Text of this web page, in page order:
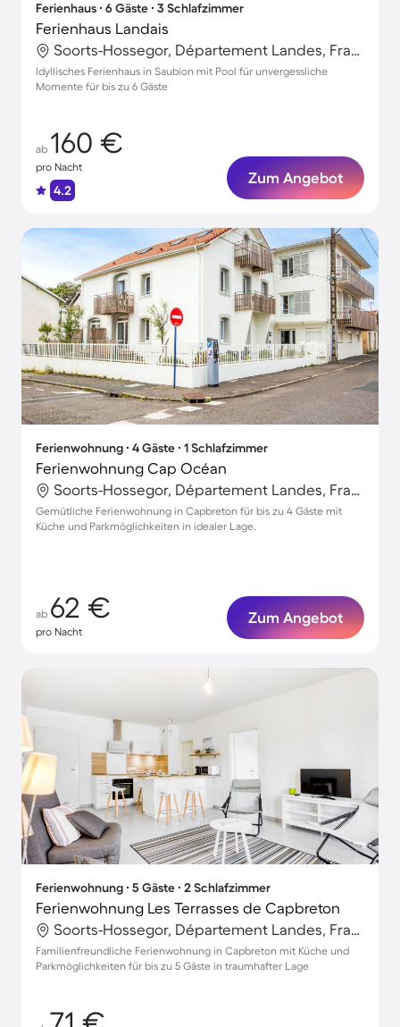
Ferienhaus ∙ 6 Gäste ∙ 3 Schlafzimmer
Ferienhaus Landais
Soorts-Hossegor, Département Landes, Frankreich
Idyllisches Ferienhaus in Saubion mit Pool für unvergessliche
Momente für bis zu 6 Gäste
ab 160 €
pro Nacht
4.2
Zum Angebot
Ferienwohnung ∙ 4 Gäste ∙ 1 Schlafzimmer
Ferienwohnung Cap Océan
Soorts-Hossegor, Département Landes, Frankreich
Gemütliche Ferienwohnung in Capbreton für bis zu 4 Gäste mit
Küche und Parkmöglichkeiten in idealer Lage.
ab 62 €
pro Nacht
Zum Angebot
Ferienwohnung ∙ 5 Gäste ∙ 2 Schlafzimmer
Ferienwohnung Les Terrasses de Capbreton
Soorts-Hossegor, Département Landes, Frankreich
Familienfreundliche Ferienwohnung in Capbreton mit Küche und
Parkmöglichkeiten für bis zu 5 Gäste in traumhafter Lage